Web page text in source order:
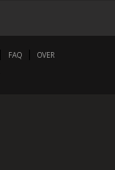
FAQ
OVER